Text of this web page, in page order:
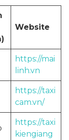
Website
https://mai
linh.vn
https://taxi
cam.vn/
https://taxi
kiengiang